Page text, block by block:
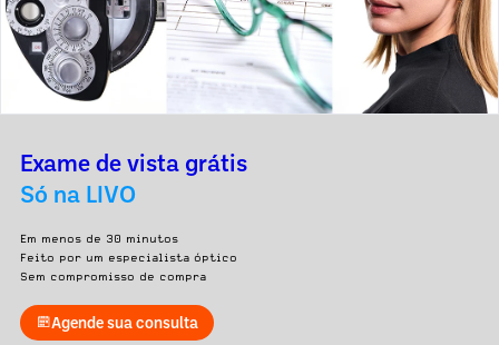
Exame de vista grátis
Só na LIVO
Em menos de 30 minutos
Feito por um especialista óptico
Sem compromisso de compra
Agende sua consulta